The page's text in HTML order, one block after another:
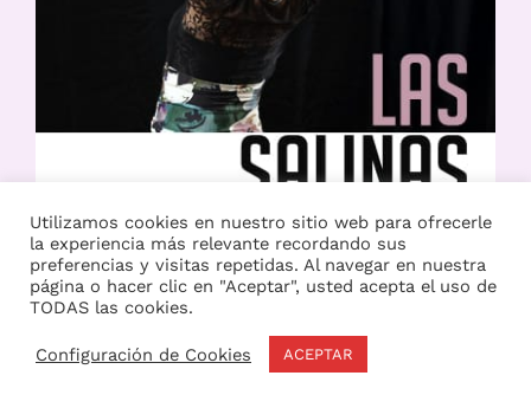
Utilizamos cookies en nuestro sitio web para ofrecerle
la experiencia más relevante recordando sus
preferencias y visitas repetidas. Al navegar en nuestra
página o hacer clic en "Aceptar", usted acepta el uso de
TODAS las cookies.
Configuración de Cookies ACEPTAR